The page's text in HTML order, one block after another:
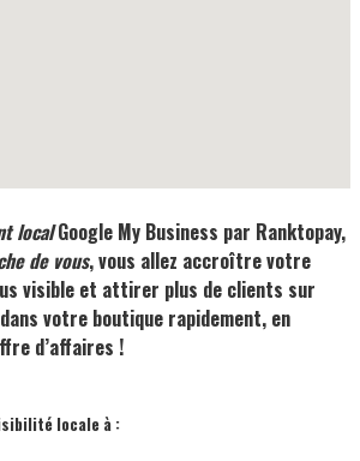
localGoogle My Business par Ranktopay,
de vous, vous allez accroître votre
visible et attirer plus de clients sur
votre boutique rapidement, en
d’affaires !
locale à :